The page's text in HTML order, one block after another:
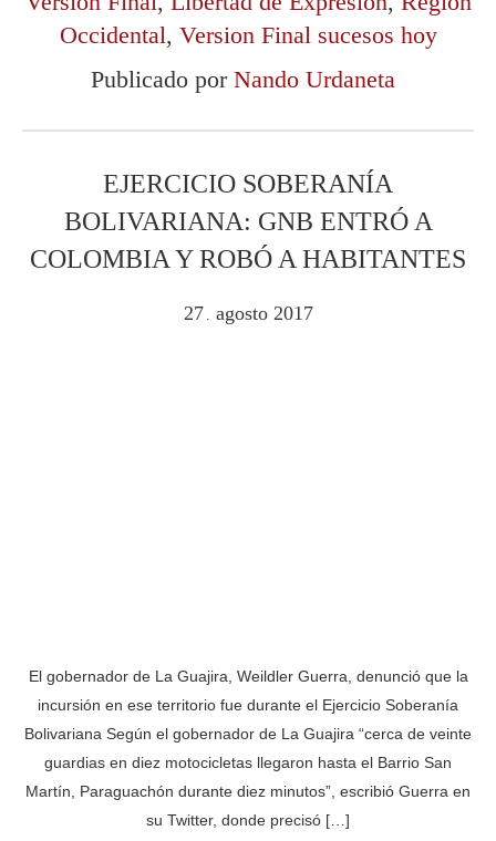
Occidental, Version Final sucesos hoy
Publicado por Nando Urdaneta
EJERCICIO SOBERANÍA
BOLIVARIANA: GNB ENTRÓ A
COLOMBIA Y ROBÓ A HABITANTES
27 . agosto 2017
El gobernador de La Guajira, Weildler Guerra, denunció que la
incursión en ese territorio fue durante el Ejercicio Soberanía
Bolivariana Según el gobernador de La Guajira “cerca de veinte
guardias en diez motocicletas llegaron hasta el Barrio San
Martín, Paraguachón durante diez minutos”, escribió Guerra en
su Twitter, donde precisó […]